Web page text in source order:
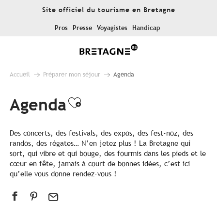
Site officiel du tourisme en Bretagne
Pros Presse Voyagistes Handicap
Accueil Préparer mon séjour Agenda
AgendaAjouter aux favoris
Des concerts, des festivals, des expos, des fest-noz, des
randos, des régates… N’en jetez plus ! La Bretagne qui
sort, qui vibre et qui bouge, des fourmis dans les pieds et le
cœur en fête, jamais à court de bonnes idées, c’est ici
qu’elle vous donne rendez-vous !